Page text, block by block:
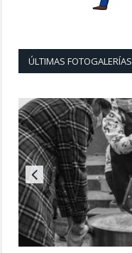
ÚLTIMAS FOTOGALERÍAS